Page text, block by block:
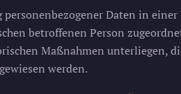
Daten in
betroffenen Person
Maßnahmen unterliegen,
werden.